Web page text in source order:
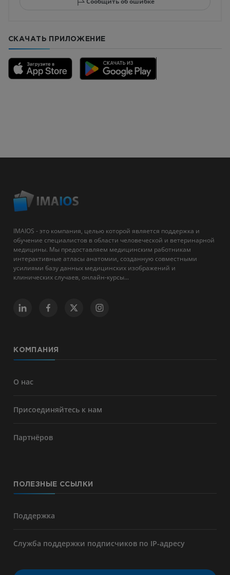
СКАЧАТЬ ПРИЛОЖЕНИЕ
IMAIOS - это компания, целью которой является поддержка и
обучение специалистов в области человеческой и ветеринарной
медицины. Мы предоставляем медицинским работникам
интерактивные атласы анатомии, созданную совместными
усилиями базу данных медицинских изображений и
клинических случаев, онлайн-курсы...
КОМПАНИЯ
О нас
Присоединяйтесь к нам
Партнёров
ПОЛЕЗНЫЕ ССЫЛКИ
Поддержка
Служба поддержки подписчиков по IP-адресу